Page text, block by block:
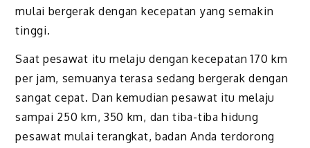
mulai bergerak dengan kecepatan yang semakin
tinggi.
Saat pesawat itu melaju dengan kecepatan 170 km
per jam, semuanya terasa sedang bergerak dengan
sangat cepat. Dan kemudian pesawat itu melaju
sampai 250 km, 350 km, dan tiba-tiba hidung
pesawat mulai terangkat, badan Anda terdorong